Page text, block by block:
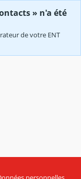
» n'a été
de votre ENT